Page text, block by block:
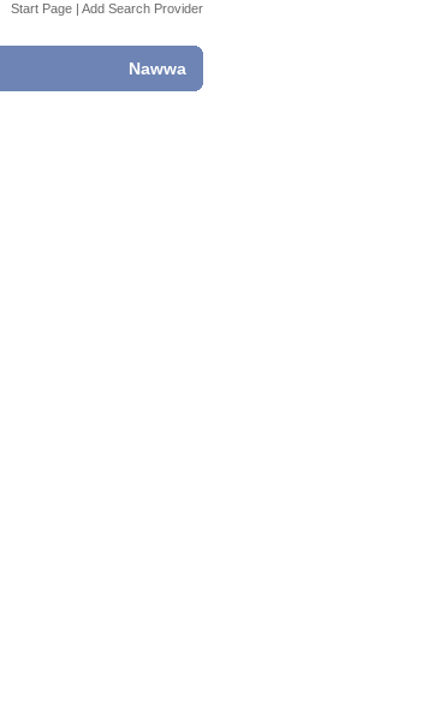
Start Page | Add Search Provider
Nawwa